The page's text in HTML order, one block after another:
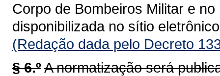
Corpo de Bombeiros Militar e
disponibilizada no sítio
(Redação dada pelo Decreto
§ 6.ºA normatização será